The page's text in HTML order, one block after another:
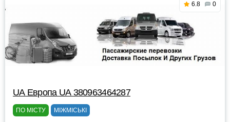
6.8 0
UА Европа UА 380963464287
ПО МІСТУ МІЖМІСЬКІ